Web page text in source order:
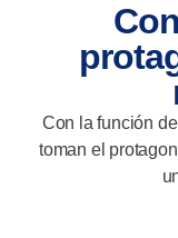
Con la función
toman el